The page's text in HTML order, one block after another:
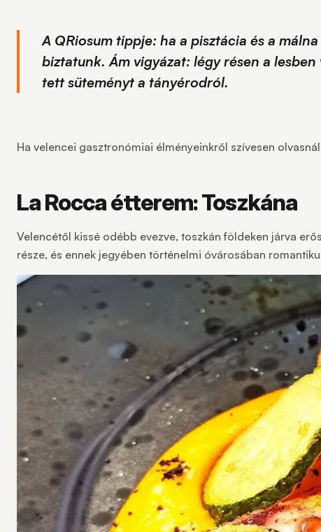
A QRiosum tippje: ha a pisztácia és a
biztatunk. Ám vigyázat: légy résen a
tett süteményt a tányérodról.
Ha velencei gasztronómiai élményeinkről szívesen
La Rocca étterem: Toszkána
Velencétől kissé odébb evezve, toszkán földeken járva
része, és ennek jegyében történelmi óvárosában